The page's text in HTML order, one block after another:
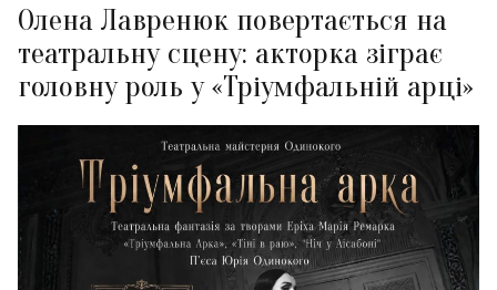
Олена Лавренюк повертається на
театральну сцену: акторка зіграє
головну роль у «Тріумфальній арці»